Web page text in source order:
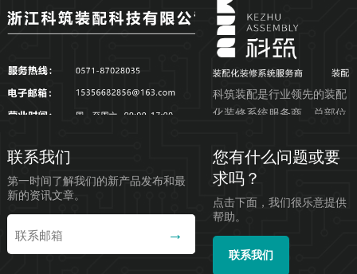
联系我们
第一时间了解我们的新产品发布和最
新的资讯文章。
科筑装配是行业领先的装配
化装修系统服务商，总部位
发、设计、生产制造、装配
施...
您有什么问题或要
求吗？
点击下面，我们很乐意提供
帮助。
联系我们